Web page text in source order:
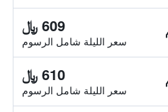
609 ﷼
سعر الليلة شامل الرسوم
610 ﷼
سعر الليلة شامل الرسوم